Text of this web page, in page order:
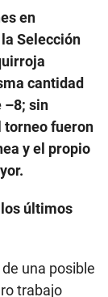
en
Selección
cantidad
–8; sin
torneo fueron
y el propio
últimos
una posible
trabajo